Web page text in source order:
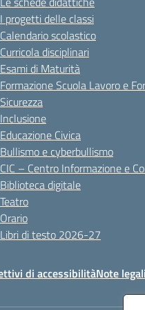
I progetti delle classi
Calendario scolastico
Curricola disciplinari
Esami di Maturità
Formazione Scuola Lavoro e
Sicurezza
Inclusione
Educazione Civica
Bullismo e cyberbullismo
CIC – Centro Informazione e
Biblioteca digitale
Teatro
Orario
Libri di testo 2026-27
di accessibilitàNote legali